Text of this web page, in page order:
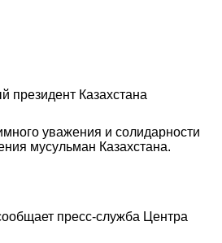
президент Казахстана
уважения и солидарности
мусульман Казахстана.
пресс-служба Центра